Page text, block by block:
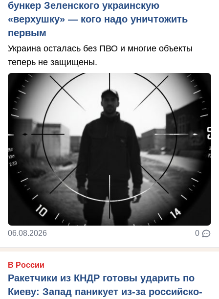
бункер Зеленского украинскую
«верхушку» — кого надо уничтожить
первым
Украина осталась без ПВО и многие объекты
теперь не защищены.
06.08.2026 0
В России
Ракетчики из КНДР готовы ударить по
Киеву: Запад паникует из-за российско-